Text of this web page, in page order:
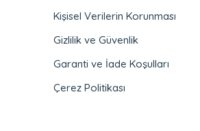
Kişisel Verilerin Korunması
Gizlilik ve Güvenlik
Garanti ve İade Koşulları
Çerez Politikası